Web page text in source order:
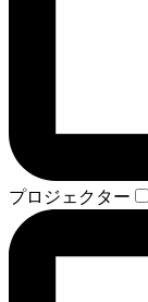
プロジェクター